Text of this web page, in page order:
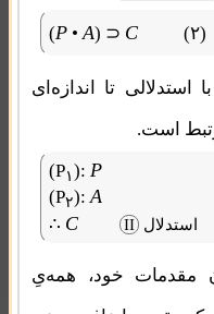
(P •A) ⊃ C (۲)
تا اندازه‌ای
است.
(P۱):P
(P۲):A
∴ C استدلال II
مقدمات خود، همه‌یِ